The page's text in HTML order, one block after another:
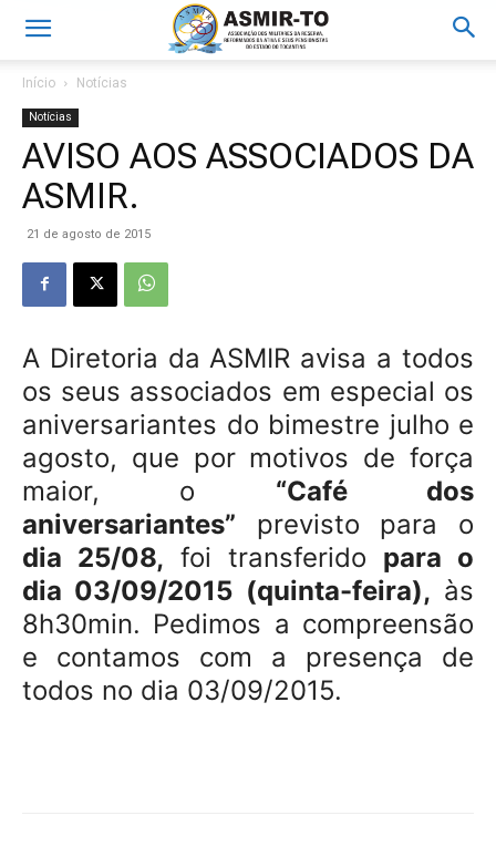
Início Notícias
Notícias
AVISO AOS ASSOCIADOS DA
ASMIR.
21 de agosto de 2015
A Diretoria da ASMIR avisa a todos
os seus associados em especial os
aniversariantes do bimestre julho e
agosto, que por motivos de força
maior, o “Café dos
aniversariantes” previsto para o
dia 25/08, foi transferido para o
dia 03/09/2015 (quinta-feira), às
8h30min. Pedimos a compreensão
e contamos com a presença de
todos no dia 03/09/2015.